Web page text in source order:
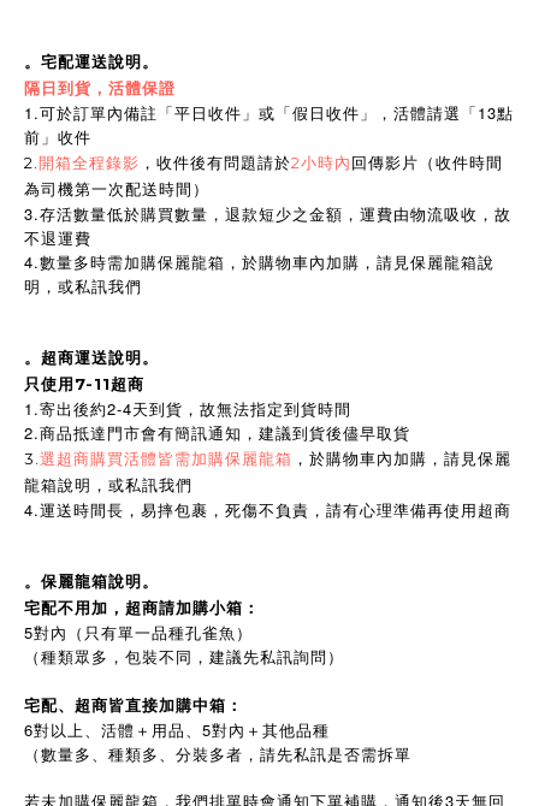
。宅配運送說明。
隔日到貨，活體保證
1.可於訂單內備註「平日收件」或「假日收件」，活體請選「13點
前」收件
2. 開箱全程錄影 ，收件後有問題請於2小時內回傳影片（收件時間
為司機第一次配送時間）
3.存活數量低於購買數量，退款短少之金額，運費由物流吸收，故
不退運費
4.數量多時需加購保麗龍箱，於購物車內加購，請見保麗龍箱說
明，或私訊我們
。超商運送說明。
只使用7-11超商
1.寄出後約2-4天到貨，故無法指定到貨時間
2.商品抵達門市會有簡訊通知，建議到貨後儘早取貨
3. 選超商購買活體皆需加購保麗龍箱 ，於購物車內加購，請見保麗
龍箱說明，或私訊我們
4.運送時間長，易摔包裹，死傷不負責，請有心理準備再使用超商
。保麗龍箱說明。
宅配不用加，超商請加購小箱：
5對內（只有單一品種孔雀魚）
（種類眾多，包裝不同，建議先私訊詢問）
宅配、超商皆直接加購中箱：
6對以上、活體＋用品、5對內＋其他品種
（數量多、種類多、分裝多者，請先私訊是否需拆單
若未加購保麗龍箱，我們排單時會通知下單補購，通知後3天無回